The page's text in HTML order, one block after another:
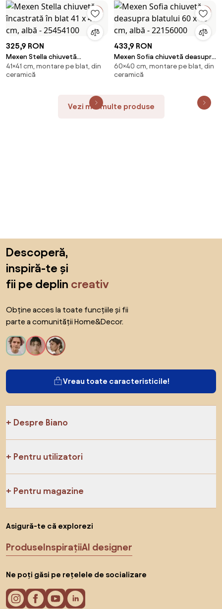
325,9 RON
Mexen Stella chiuvetă
încastrată în blat 41 x 41 cm,
albă - 25454100
41×41 cm, montare pe blat, din
ceramică
433,9 RON
Mexen Sofia chiuvetă deasupra
blatului 60 x 40 cm, albă -
22156000
60×40 cm, montare pe blat, din
ceramică
Vezi mai multe produse
Descoperă,
inspiră-te și
fii pe deplin creativ
Obține acces la toate funcțiile și fii
parte a comunității Home&Decor.
Vreau toate caracteristicile!
Despre Biano
Pentru utilizatori
Pentru magazine
Asigură-te că explorezi
ProduseInspirațiiAI designer
Ne poți găsi pe rețelele de socializare